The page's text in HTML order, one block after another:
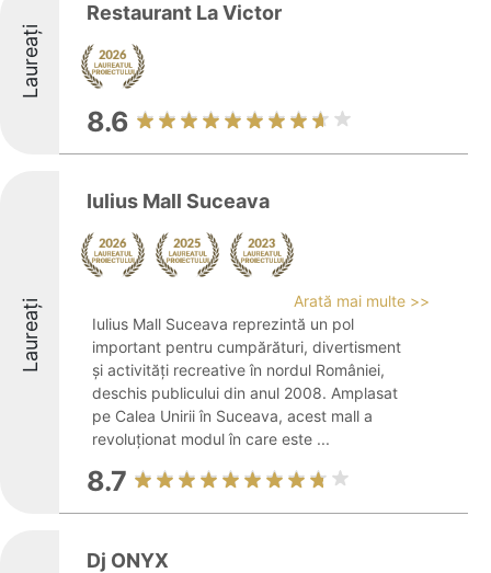
Laureați
Restaurant La Victor
8.6
Laureați
Iulius Mall Suceava
Arată mai multe >>
Iulius Mall Suceava reprezintă un pol
important pentru cumpărături, divertisment
și activități recreative în nordul României,
deschis publicului din anul 2008. Amplasat
pe Calea Unirii în Suceava, acest mall a
revoluționat modul în care este ...
8.7
Dj ONYX